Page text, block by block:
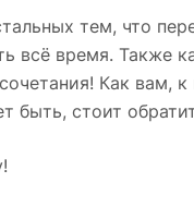
тем, что
всё время. Также
Как вам,
быть, стоит